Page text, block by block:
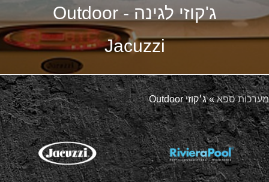
ג'קוזי לגינה - Outdoor
Jacuzzi
מערכות ספא»ג׳קוזי Outdoor